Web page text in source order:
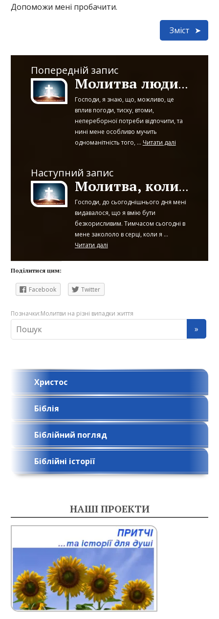
Допоможи мені пробачити.
Зміст
Попередній запис
Молитва людини, якій набридло одноманітне життя
Господи, я знаю, що, можливо, це
вплив погоди, тиску, втоми,
непереборної потреби відпочити, та
нині мене особливо мучить
одноманітність того, ... Читати далі
Наступний запис
Молитва, коли не вистачає звичайної людської вдячности
Господи, до сьогоднішнього дня мені
видавалося, що я вмію бути
безкорисливим. Тимчасом сьогодні в
мене закололо в серці, коли я ...
Читати далі
Поділитися цим:
Facebook Twitter
Позначки:Молитви на різні випадки життя
Христос
Біблія
Біблійний погляд
Біблійні історії
НАШІ ПРОЕКТИ